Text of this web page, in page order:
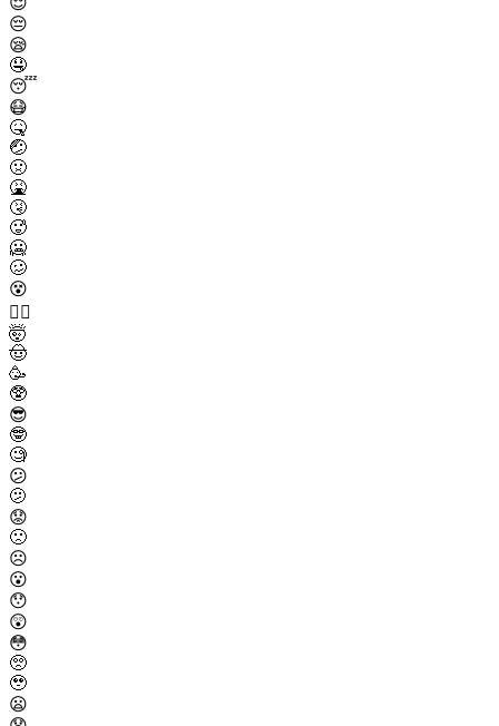
😔
😪
🤤
😴
😷
🤒
🤕
🤢
🤮
🤧
🥵
🥶
🥴
😵
😵‍💫
🤯
🤠
🥳
🥸
😎
🤓
🧐
😕
🫤
😟
🙁
☹️
😮
😯
😲
😳
🥺
🥹
😦